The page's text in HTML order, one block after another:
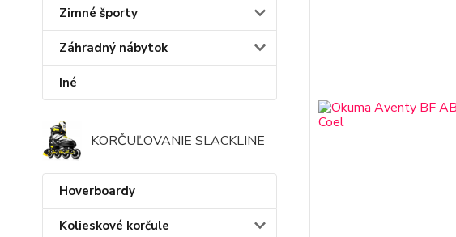
Zimné športy
Záhradný nábytok
Iné
KORČUĽOVANIE SLACKLINE
Hoverboardy
Kolieskové korčule